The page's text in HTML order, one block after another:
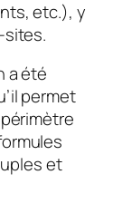
etc.), y
sites.
a été
permet
et